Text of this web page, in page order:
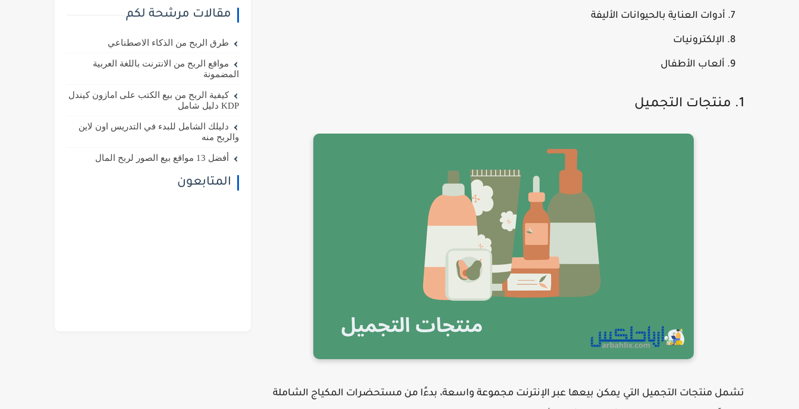
أدوات العناية بالحيوانات الأليفة
الإلكترونيات
ألعاب الأطفال
1. منتجات التجميل
تشمل منتجات التجميل التي يمكن بيعها عبر الإنترنت مجموعة واسعة، بدءًا من مستحضرات المكياج الشاملة
مقالات مرشحة لكم
طرق الربح من الذكاء الاصطناعي
مواقع الربح من الانترنت باللغة العربية
المضمونة
كيفية الربح من بيع الكتب على امازون كيندل
KDP دليل شامل
دليلك الشامل للبدء في التدريس اون لاين
والربح منه
أفضل 13 مواقع بيع الصور لربح المال
المتابعون